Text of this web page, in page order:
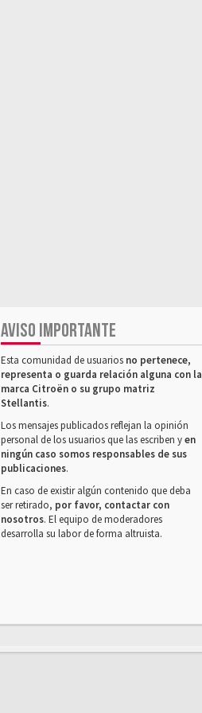
AVISO IMPORTANTE
Esta comunidad de usuarios no pertenece,
representa o guarda relación alguna con la
marca Citroën o su grupo matriz
Stellantis.
Los mensajes publicados reflejan la opinión
personal de los usuarios que las escriben yen
ningún caso somos responsables de sus
publicaciones.
En caso de existir algún contenido que deba
ser retirado, por favor, contactar con
nosotros. El equipo de moderadores
desarrolla su labor de forma altruista.